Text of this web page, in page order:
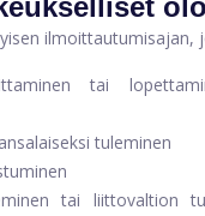
ilmoittautumisajan,
tai
tuleminen
tai liittovaltion